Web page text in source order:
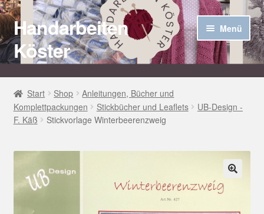
Zur
Navigation
springen
Zum
Inhalt
springen
Handarbeiten
Köster
Menü
Startseite
Über uns
Häkel Techniken
öffnen
Start Shop
Anleitungen, Bücher und
Komplettpackungen
Stickbücher und Leaflets
UB-Design -
F. Käß
Stickvorlage Winterbeerenzweig